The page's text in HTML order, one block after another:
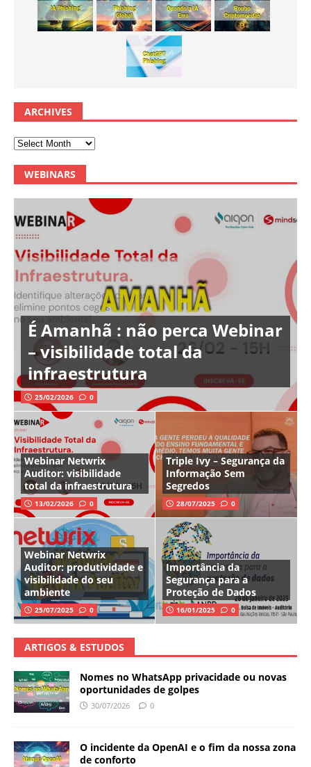
ARCHIVES
WEBINARS
É Amanhã : não perca Webinar
– visibilidade total da
infraestrutura
25/02/2026 0
Webinar Netwrix
Auditor: visibilidade
total da infraestrutura
13/02/2026 0
Triple Ivy – Segurança da
Informação Sem
Segredos
28/07/2025 0
Webinar Netwrix
Auditor: produtividade e
visibilidade do seu
ambiente
25/07/2025 0
Importância da
Segurança para a
Proteção de Dados
16/01/2025 0
ARTIGOS & ESTUDOS
Nomes no WhatsApp privacidade ou novas
oportunidades de golpes
30/07/2026 0
O incidente da OpenAI e o fim da nossa zona
de conforto